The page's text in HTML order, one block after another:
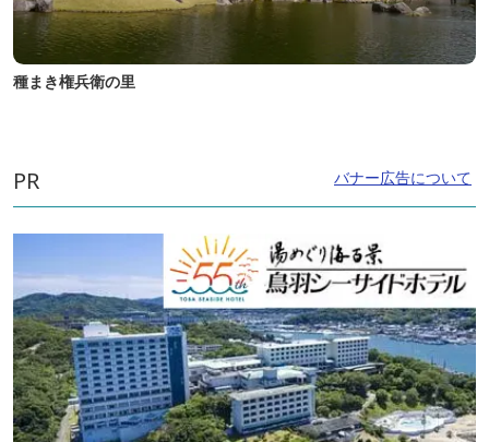
種まき権兵衛の里
PR バナー広告について